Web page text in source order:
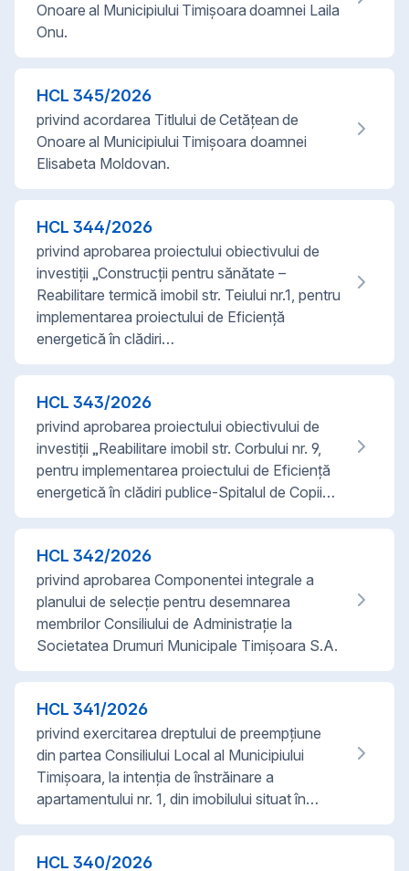
Onoare al Municipiului Timișoara doamnei Laila
Onu.
HCL 345/2026
privind acordarea Titlului de Cetățean de
Onoare al Municipiului Timișoara doamnei
Elisabeta Moldovan.
HCL 344/2026
privind aprobarea proiectului obiectivului de
investiții „Construcții pentru sănătate –
Reabilitare termică imobil str. Teiului nr.1, pentru
implementarea proiectului de Eficiență
energetică în clădiri…
HCL 343/2026
privind aprobarea proiectului obiectivului de
investiții „Reabilitare imobil str. Corbului nr. 9,
pentru implementarea proiectului de Eficienţă
energetică în clădiri publice-Spitalul de Copii…
HCL 342/2026
privind aprobarea Componentei integrale a
planului de selecție pentru desemnarea
membrilor Consiliului de Administrație la
Societatea Drumuri Municipale Timișoara S.A.
HCL 341/2026
privind exercitarea dreptului de preempțiune
din partea Consiliului Local al Municipiului
Timișoara, la intenția de înstrăinare a
apartamentului nr. 1, din imobilului situat în…
HCL 340/2026